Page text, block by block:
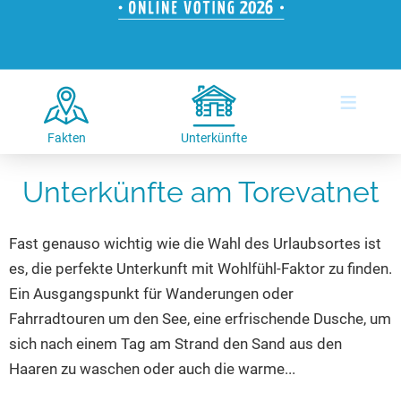
Radtouren am See
Kitesurfen
Kanu- & Kajaktouren
Badeseen in Deutschland
Wellness am See
Romantik Hotels
Urlaub an der Küste
Unterkünfte
Hotels am See
Ferienwohnungen
Camping
Kanu- & Kajak-Urlaub
Wanderurlaub
Bikeurlaub
Auszeit & Wellness
Camping am See
Top-Hotels
Top-Hotel Empfehlungen
Familienhotels
Wellness-Hotels
Biohotels
Ausgefallenes
Häuser auf dem Wasser
Hundefreundliche Unterkünfte
Seen in Deutschland
Seen in Europa
Strandbad-Verzeichnis
Überwachte Badestellen
Unsere See-Highlights
Deutschlands schönste Seen
Top Seen nach Bundesländern
Top Seen nach Regionen
Deutschlands Lieblingsseen
Fakten Unterkünfte
≡
Unterkünfte am Torevatnet
Fast genauso wichtig wie die Wahl des Urlaubsortes ist
es, die perfekte Unterkunft mit Wohlfühl-Faktor zu finden.
Ein Ausgangspunkt für Wanderungen oder
Fahrradtouren um den See, eine erfrischende Dusche, um
sich nach einem Tag am Strand den Sand aus den
Haaren zu waschen oder auch die warme...